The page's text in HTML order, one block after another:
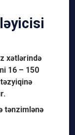
xətlərində
16 – 150
tənzimlənə